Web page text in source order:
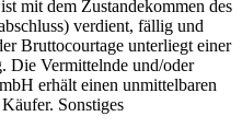
mit dem Zustandekommen des
verdient, fällig und
Bruttocourtage unterliegt einer
Die Vermittelnde und/oder
erhält einen unmittelbaren
Sonstiges